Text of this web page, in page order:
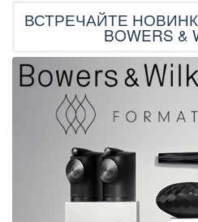
ВСТРЕЧАЙТЕ
BOWERS &